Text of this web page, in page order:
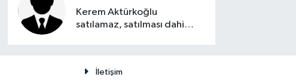
Kerem Aktürkoğlu
satılamaz, satılması dahi
İletişim